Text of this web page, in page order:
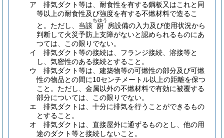
ア
排気ダクト等は、耐食性を有する鋼板又はこれと同
等以上の耐食性及び強度を有する不燃材料で造るこ
と。 ただし、当該 厨
ちゆう
房設備の入力及び使用状況から
判断して火災予防上支障がないと認められるものにあ
つては、この限りでない。
イ
排気ダクト等の接続は、フランジ接続、溶接等と
し、気密性のある接続とすること。
ウ
排気ダクト等は、建築物等の可燃性の部分及び可燃
性の物品との間に10センチメートル以上の距離を保つ
こと。 ただし、金属以外の不燃材料で有効に被覆する
部分については、この限りでない。
エ
排気ダクトは、十分に排気を行うことができるもの
とすること。
オ
排気ダクトは、直接屋外に通ずるものとし、他の用
途のダクト等と接続しないこと。